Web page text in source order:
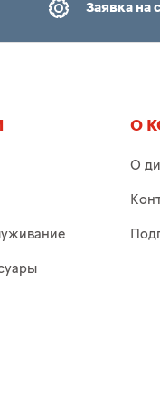
Заявка на
О
О